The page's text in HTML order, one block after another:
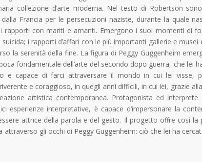
collezione d‘arte moderna. Nel testo di Robertson
Francia per le persecuzioni naziste, durante la quale
con mariti e amanti. Emergono i suoi momenti di
i rapporti d’affari con le più importanti gallerie e musei
la serenità della fine. La figura di Peggy Guggenheim
fondamentale dell’arte del secondo dopo guerra, che lei
e capace di farci attraversare il mondo in cui lei visse,
e coraggioso, in quegli anni difficili, in cui lei, grazie
artistica contemporanea. Protagonista ed interprete
esperienze interpretative, è capace d’impersonare la
attrice della parola e del gesto. Il progetto offre così la
gli occhi di Peggy Guggenheim: ciò che lei ha